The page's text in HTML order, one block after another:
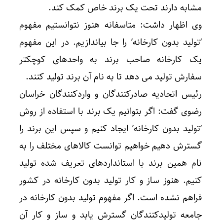
مشابه دارند تحت یک برند خاص کمک کند.
وی اظهار داشت: متاسفانه هنوز نتوانستیم مفهوم
‘تولید بدون کارخانه’ را جا بیاندازیم. در این مفهوم
یک کارخانه صاحب برند به واحدهای کوچکتر
سفارش تولید می دهد تا به نام آن برند تولید کنند.
رئیس اتحادیه صادرکنندگان و واردکنندگان خراسان
رضوی گفت: اگر بتوانیم یک برند با استفاده از روش
‘تولید بدون کارخانه’ ایجاد کنیم و سپس این برند را
گسترش دهیم خواهیم توانست کالاهای مختلف را به
نام همین برند با استانداردهای تعریف شده تولید
کنیم. هنوز ساز و کار تولید بدون کارخانه در کشور
فراهم نشده است. اگر مفهوم تولید بدون کارخانه در
جامعه تولیدکنندگان گسترش یابد و ساز و کار آن